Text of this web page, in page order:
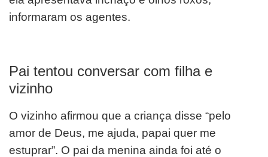
informaram os agentes.
Pai tentou conversar com filha e
vizinho
O vizinho afirmou que a criança disse “pelo
amor de Deus, me ajuda, papai quer me
estuprar”. O pai da menina ainda foi até o